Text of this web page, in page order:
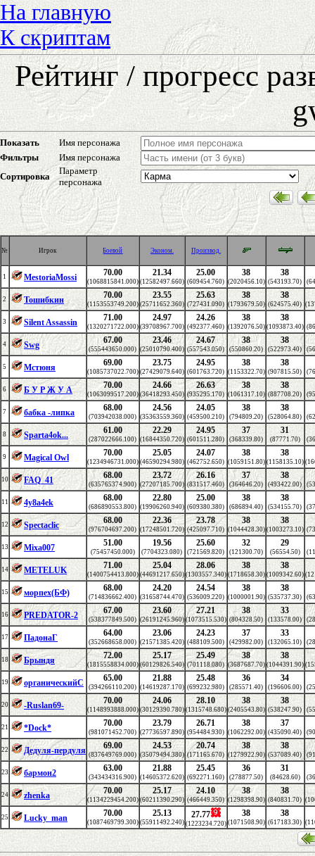
На главную
К скриптам
Рейтинг / прогресс
Показать
Имя персонажа
Фильтры
Имя персонажа
Сортировка
Параметр
персонажа
№ Игрок Боевой Эконом. Производ.
1 MestoriaMossi 70.00
(1068815841.000)
21.34
(12582497.660)
25.00
(609454.760)
38
(2020456.10)
38
(543193.70)
2 Тошибкин 70.00
(1153553749.200)
23.55
(25711652.360)
25.63
(727431.090)
38
(1793679.50)
38
(624575.40)
3 Silent Assassin 71.00
(1320271722.000)
24.97
(39708967.700)
24.26
(492377.460)
38
(1392076.50)
38
(1093873.40)
4 Swg 67.00
(555443650.000)
23.46
(25010790.400)
24.67
(557543.050)
38
(550860.20)
38
(522973.40)
5 Мстюня 69.00
(1085737022.700)
23.75
(27429079.640)
24.95
(601763.720)
38
(1153322.70)
38
(907815.50)
6 Б У Р Ж У А 70.00
(1063099517.200)
24.66
(36418293.450)
26.63
(935295.170)
38
(1061317.10)
38
(887708.20)
7 бабка -липка 68.00
(703942038.000)
24.56
(35363559.360)
24.05
(459500.210)
38
(794809.20)
38
(528064.80)
8 Sparta4ok... 61.00
(287022666.100)
22.29
(16844350.720)
24.95
(601511.280)
37
(368339.80)
31
(87771.70)
9 Magical Owl 70.00
(1234946731.000)
25.05
(46590294.980)
24.07
(462752.650)
38
(1059151.80)
38
(1158135.10)
10 FAQ_41 68.00
(635765374.900)
23.72
(27207185.700)
26.16
(831517.460)
37
(364646.20)
38
(493422.00)
11 4y8a4ek 68.00
(686890553.800)
22.80
(19906260.940)
25.00
(609380.380)
38
(686894.40)
38
(534155.70)
12 Spectaclic 68.00
(976704697.200)
22.36
(17248501.720)
23.78
(425097.710)
38
(1044428.30)
38
(1003273.10)
13 Mixa007 51.00
(75457450.000)
19.56
(7704323.080)
25.60
(721569.820)
32
(121300.70)
29
(56554.50)
14 METELUK 71.00
(1400754413.800)
25.04
(44691217.650)
28.06
(1303557.340)
38
(1718658.30)
38
(1009342.60)
15 морпех(БФ) 68.00
(714836662.400)
24.20
(31658744.470)
24.54
(536009.220)
38
(1000001.90)
38
(535737.30)
16 PREDATOR-2 67.00
(538377849.500)
23.60
(26191245.960)
27.21
(1073515.530)
38
(804328.50)
33
(133578.00)
17 ПадонаГ 64.00
(352668658.000)
23.06
(21571385.420)
24.23
(488109.500)
37
(429982.00)
33
(132065.10)
18 Брындя 72.00
(1815558834.000)
25.17
(60129826.540)
25.49
(701118.080)
38
(3687687.70)
38
(1044391.90)
19 органическийС 65.00
(394266110.200)
21.88
(14619287.170)
25.48
(699232.980)
36
(285571.40)
34
(196606.00)
20 -Ruslan69- 70.00
(1148993888.000)
24.06
(30129390.780)
28.10
(1315748.680)
38
(2405543.80)
38
(538247.90)
21 *Dock* 70.00
(981071452.700)
23.79
(27736597.890)
26.71
(954484.930)
38
(1062292.00)
37
(435090.40)
22 Дедуля-пердуля 69.00
(837649769.000)
24.53
(35079494.380)
20.74
(171165.670)
38
(1279922.90)
38
(537089.40)
23 бармон2 63.00
(343434316.900)
21.88
(14605372.620)
25.45
(692271.160)
36
(278877.50)
31
(84628.60)
24 zhenka 70.00
(1134229454.200)
25.17
(60211390.290)
24.10
(466449.350)
38
(1298398.90)
38
(840831.70)
25 Lucky_man 70.00
(1087469799.300)
25.13
(55911492.240)
27.77
(1223234.720)
38
(1071508.90)
38
(617183.30)